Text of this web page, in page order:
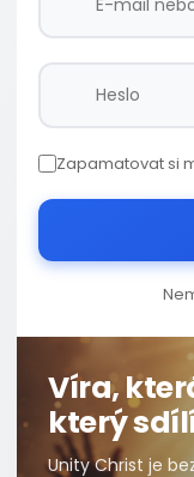
Zapamatovat si
Víra,
který
Unity Christ je